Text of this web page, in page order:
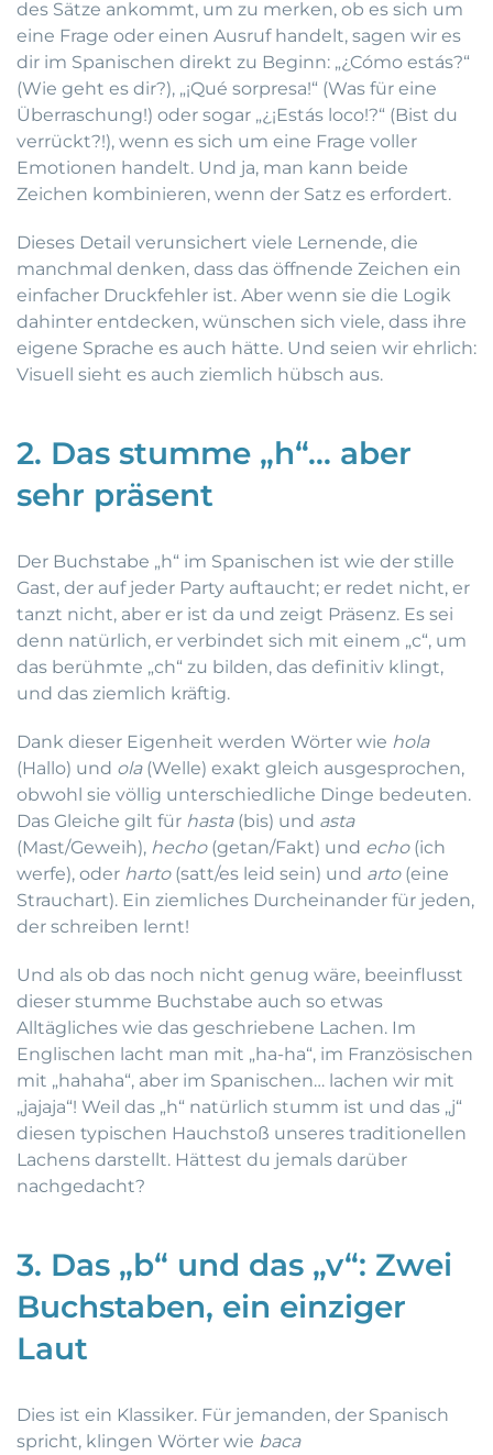
des Sätze ankommt, um zu merken, ob es sich um
eine Frage oder einen Ausruf handelt, sagen wir es
dir im Spanischen direkt zu Beginn: „¿Cómo estás?“
(Wie geht es dir?), „¡Qué sorpresa!“ (Was für eine
Überraschung!) oder sogar „¿¡Estás loco!?“ (Bist du
verrückt?!), wenn es sich um eine Frage voller
Emotionen handelt. Und ja, man kann beide
Zeichen kombinieren, wenn der Satz es erfordert.
Dieses Detail verunsichert viele Lernende, die
manchmal denken, dass das öffnende Zeichen ein
einfacher Druckfehler ist. Aber wenn sie die Logik
dahinter entdecken, wünschen sich viele, dass ihre
eigene Sprache es auch hätte. Und seien wir ehrlich:
Visuell sieht es auch ziemlich hübsch aus.
2. Das stumme „h“… aber
sehr präsent
Der Buchstabe „h“ im Spanischen ist wie der stille
Gast, der auf jeder Party auftaucht; er redet nicht, er
tanzt nicht, aber er ist da und zeigt Präsenz. Es sei
denn natürlich, er verbindet sich mit einem „c“, um
das berühmte „ch“ zu bilden, das definitiv klingt,
und das ziemlich kräftig.
Dank dieser Eigenheit werden Wörter wie hola
(Hallo) und ola(Welle) exakt gleich ausgesprochen,
obwohl sie völlig unterschiedliche Dinge bedeuten.
Das Gleiche gilt für hasta(bis) und asta
(Mast/Geweih), hecho(getan/Fakt) und echo(ich
werfe), oder harto(satt/es leid sein) und arto(eine
Strauchart). Ein ziemliches Durcheinander für jeden,
der schreiben lernt!
Und als ob das noch nicht genug wäre, beeinflusst
dieser stumme Buchstabe auch so etwas
Alltägliches wie das geschriebene Lachen. Im
Englischen lacht man mit „ha-ha“, im Französischen
mit „hahaha“, aber im Spanischen… lachen wir mit
„jajaja“! Weil das „h“ natürlich stumm ist und das „j“
diesen typischen Hauchstoß unseres traditionellen
Lachens darstellt. Hättest du jemals darüber
nachgedacht?
3. Das „b“ und das „v“: Zwei
Buchstaben, ein einziger
Laut
Dies ist ein Klassiker. Für jemanden, der Spanisch
spricht, klingen Wörter wie baca